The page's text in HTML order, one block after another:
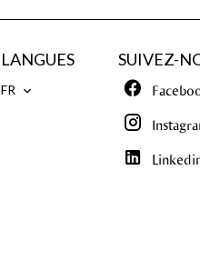
LANGUES
FR
SUIVEZ-